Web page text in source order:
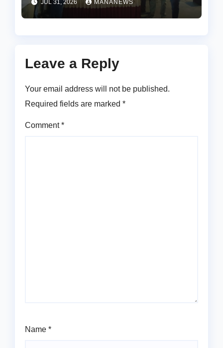
JUL 31, 2026 MANANEWS
Leave a Reply
Your email address will not be published.
Required fields are marked *
Comment*
Name *